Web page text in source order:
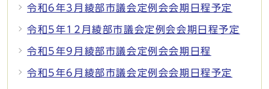
令和6年3月綾部市議会定例会会期日程予定
令和5年12月綾部市議会定例会会期日程予定
令和5年9月綾部市議会定例会会期日程
令和5年6月綾部市議会定例会会期日程予定